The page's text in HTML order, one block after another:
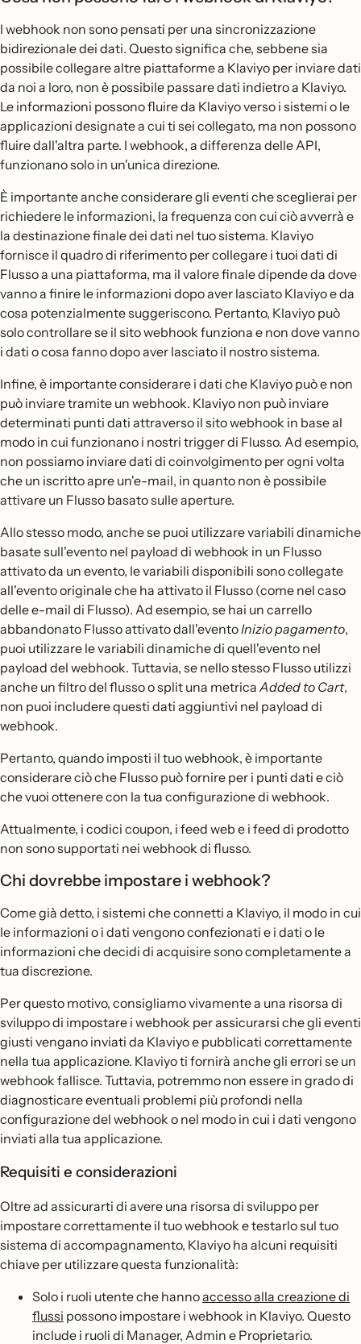
I webhook non sono pensati per una sincronizzazione
bidirezionale dei dati. Questo significa che, sebbene sia
possibile collegare altre piattaforme a Klaviyo per inviare dati
da noi a loro, non è possibile passare dati indietro a Klaviyo.
Le informazioni possono fluire da Klaviyo verso i sistemi o le
applicazioni designate a cui ti sei collegato, ma non possono
fluire dall'altra parte. I webhook, a differenza delle API,
funzionano solo in un'unica direzione.
È importante anche considerare gli eventi che sceglierai per
richiedere le informazioni, la frequenza con cui ciò avverrà e
la destinazione finale dei dati nel tuo sistema. Klaviyo
fornisce il quadro di riferimento per collegare i tuoi dati di
Flusso a una piattaforma, ma il valore finale dipende da dove
vanno a finire le informazioni dopo aver lasciato Klaviyo e da
cosa potenzialmente suggeriscono. Pertanto, Klaviyo può
solo controllare se il sito webhook funziona e non dove vanno
i dati o cosa fanno dopo aver lasciato il nostro sistema.
Infine, è importante considerare i dati che Klaviyo può e non
può inviare tramite un webhook. Klaviyo non può inviare
determinati punti dati attraverso il sito webhook in base al
modo in cui funzionano i nostri trigger di Flusso. Ad esempio,
non possiamo inviare dati di coinvolgimento per ogni volta
che un iscritto apre un'e-mail, in quanto non è possibile
attivare un Flusso basato sulle aperture.
Allo stesso modo, anche se puoi utilizzare variabili dinamiche
basate sull'evento nel payload di webhook in un Flusso
attivato da un evento, le variabili disponibili sono collegate
all'evento originale che ha attivato il Flusso (come nel caso
delle e-mail di Flusso). Ad esempio, se hai un carrello
abbandonato Flusso attivato dall'eventoInizio pagamento,
puoi utilizzare le variabili dinamiche di quell'evento nel
payload del webhook. Tuttavia, se nello stesso Flusso utilizzi
anche un filtro del flusso o split una metricaAdded to Cart,
non puoi includere questi dati aggiuntivi nel payload di
webhook.
Pertanto, quando imposti il tuo webhook, è importante
considerare ciò che Flusso può fornire per i punti dati e ciò
che vuoi ottenere con la tua configurazione di webhook.
Attualmente, i codici coupon, i feed web e i feed di prodotto
non sono supportati nei webhook di flusso.
Chi dovrebbe impostare i webhook?
Come già detto, i sistemi che connetti a Klaviyo, il modo in cui
le informazioni o i dati vengono confezionati e i dati o le
informazioni che decidi di acquisire sono completamente a
tua discrezione.
Per questo motivo, consigliamo vivamente a una risorsa di
sviluppo di impostare i webhook per assicurarsi che gli eventi
giusti vengano inviati da Klaviyo e pubblicati correttamente
nella tua applicazione. Klaviyo ti fornirà anche gli errori se un
webhook fallisce. Tuttavia, potremmo non essere in grado di
diagnosticare eventuali problemi più profondi nella
configurazione del webhook o nel modo in cui i dati vengono
inviati alla tua applicazione.
Requisiti e considerazioni
Oltre ad assicurarti di avere una risorsa di sviluppo per
impostare correttamente il tuo webhook e testarlo sul tuo
sistema di accompagnamento, Klaviyo ha alcuni requisiti
chiave per utilizzare questa funzionalità:
Solo i ruoli utente che hannoaccesso alla creazione di
flussi possono impostare i webhook in Klaviyo. Questo
include i ruoli di Manager, Admin e Proprietario.